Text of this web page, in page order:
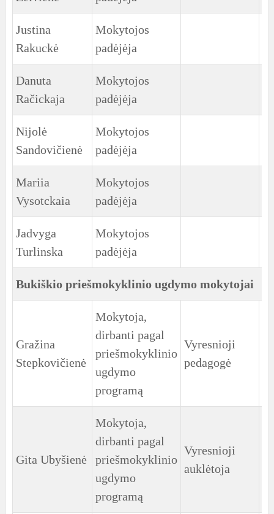
Justina
Rakuckė
Mokytojos
padėjėja
Danuta
Račickaja
Mokytojos
padėjėja
Nijolė
Sandovičienė
Mokytojos
padėjėja
Mariia
Vysotckaia
Mokytojos
padėjėja
Jadvyga
Turlinska
Mokytojos
padėjėja
Bukiškio priešmokyklinio ugdymo mokytojai
Gražina
Stepkovičienė
Mokytoja,
dirbanti pagal
priešmokyklinio
ugdymo
programą
Vyresnioji
pedagogė
Gita Ubyšienė
Mokytoja,
dirbanti pagal
priešmokyklinio
ugdymo
programą
Vyresnioji
auklėtoja